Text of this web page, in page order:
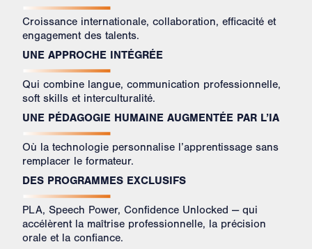
Croissance internationale, collaboration, efficacité et
engagement des talents.
UNE APPROCHE INTÉGRÉE
Qui combine langue, communication professionnelle,
soft skills et interculturalité.
UNE PÉDAGOGIE HUMAINE AUGMENTÉE PAR L’IA
Où la technologie personnalise l’apprentissage sans
remplacer le formateur. ​
DES PROGRAMMES EXCLUSIFS
PLA, Speech Power, Confidence Unlocked — qui
accélèrent la maîtrise professionnelle, la précision
orale et la confiance.